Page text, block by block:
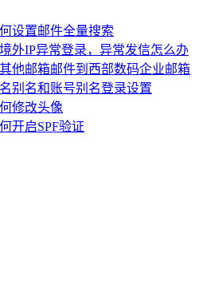
设置邮件全量搜索
外IP异常登录，异常发信怎么办
他邮箱邮件到西部数码企业邮箱
别名和账号别名登录设置
修改头像
开启SPF验证